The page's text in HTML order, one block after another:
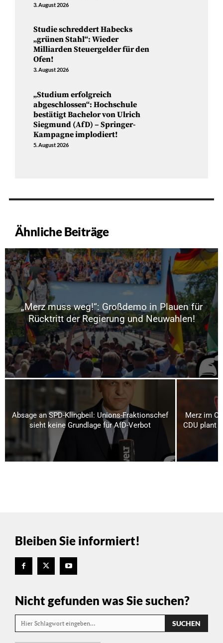
3. August 2026
Studie schreddert Habecks
„grünen Stahl“: Wieder
Milliarden Steuergelder für den
Ofen!
3. August 2026
„Studium erfolgreich
abgeschlossen“: Hochschule
bestätigt Bachelor von Ulrich
Siegmund (AfD) – Springer-
Kampagne implodiert!
5. August 2026
Ähnliche Beiträge
„Merz muss weg!“: Großdemo in Plauen für
Rücktritt der Regierung und Neuwahlen!
Absage an SPD-Klingbeil: Unions-Fraktionschef
sieht keine Grundlage für AfD-Verbot
Merz im
CDU plant
Bleiben Sie informiert!
Nicht gefunden was Sie suchen?
Hier Schlagwort eingeben… SUCHEN